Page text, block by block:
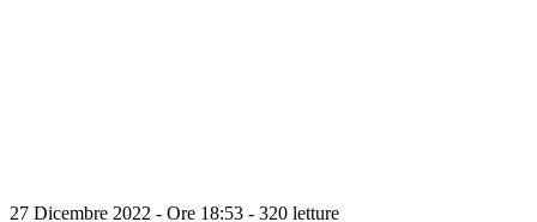
27 Dicembre 2022 - Ore 18:53 - 320 letture